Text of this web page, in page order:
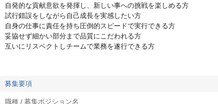
自発的な貢献意欲を発揮し、新しい事への挑戦を楽しめる方
試行錯誤をしながら自己成長を実感したい方
自身の仕事に責任を持ち圧倒的スピードで実行できる方
妥協せず細かい部分まで品質にこだわれる方
互いにリスペクトしチームで業務を遂行できる方
募集要項
職種 / 募集ポジション名